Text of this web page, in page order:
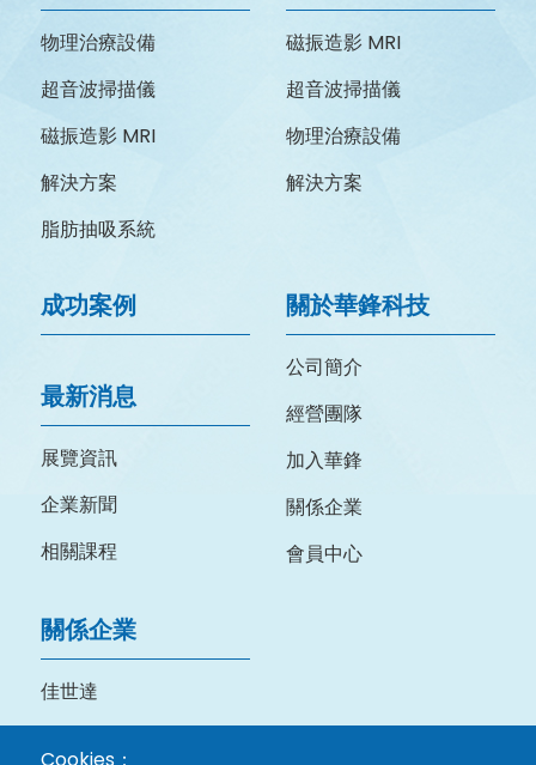
物理治療設備
超音波掃描儀
磁振造影 MRI
解決方案
脂肪抽吸系統
磁振造影 MRI
超音波掃描儀
物理治療設備
解決方案
成功案例
最新消息
展覽資訊
企業新聞
相關課程
關於華鋒科技
公司簡介
經營團隊
加入華鋒
關係企業
會員中心
關係企業
佳世達